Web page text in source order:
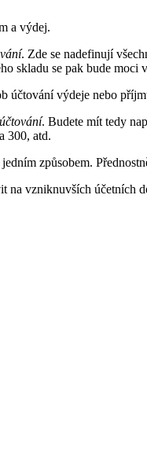
a výdej.
. Zde se nadefinují
skladu se pak bude
účtování výdeje nebo
. Budete mít tedy
300, atd.
způsobem.
na vzniknuvších účetních